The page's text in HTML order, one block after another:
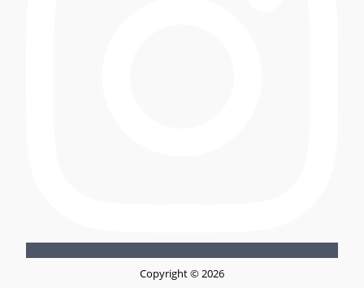
Copyright © 2026